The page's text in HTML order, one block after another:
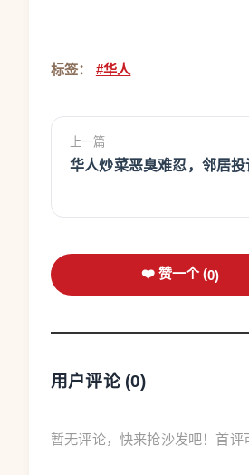
今年，总执导推出了推荐
在介绍开始之前，巴黎市
线上：登录
Boutique（29 rue de
标签： #华人
上一篇
华人炒菜恶臭难忍，邻居
❤️ 赞一个 (0)
用户评论 (0)
暂无评论，快来抢沙发吧！首评